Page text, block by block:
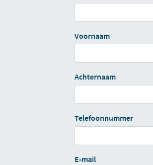
Voornaam
Achternaam
Telefoonnummer
E-mail